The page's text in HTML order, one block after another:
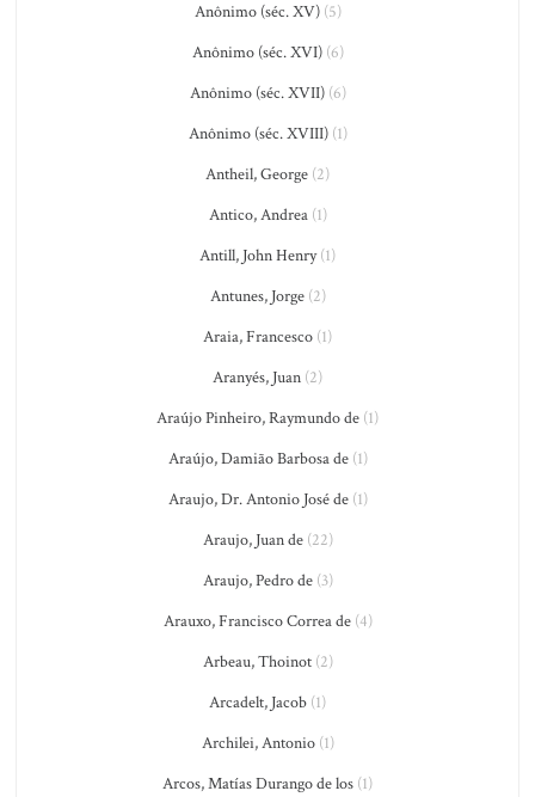
Anônimo (séc. XV)(5)
Anônimo (séc. XVI)(6)
Anônimo (séc. XVII)(6)
Anônimo (séc. XVIII)(1)
Antheil, George (2)
Antico, Andrea(1)
Antill, John Henry(1)
Antunes, Jorge(2)
Araia, Francesco (1)
Aranyés, Juan (2)
Araújo Pinheiro, Raymundo de (1)
Araújo, Damião Barbosa de(1)
Araujo, Dr. Antonio José de(1)
Araujo, Juan de(22)
Araujo, Pedro de(3)
Arauxo, Francisco Correa de(4)
Arbeau, Thoinot(2)
Arcadelt, Jacob (1)
Archilei, Antonio(1)
Arcos, Matías Durango de los (1)